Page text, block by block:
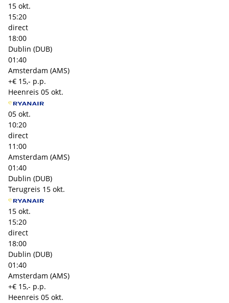
15 okt.
15:20
direct
18:00
Dublin (DUB)
01:40
Amsterdam (AMS)
+€ 15,- p.p.
Heenreis 05 okt.
05 okt.
10:20
direct
11:00
Amsterdam (AMS)
01:40
Dublin (DUB)
Terugreis 15 okt.
15 okt.
15:20
direct
18:00
Dublin (DUB)
01:40
Amsterdam (AMS)
+€ 15,- p.p.
Heenreis 05 okt.